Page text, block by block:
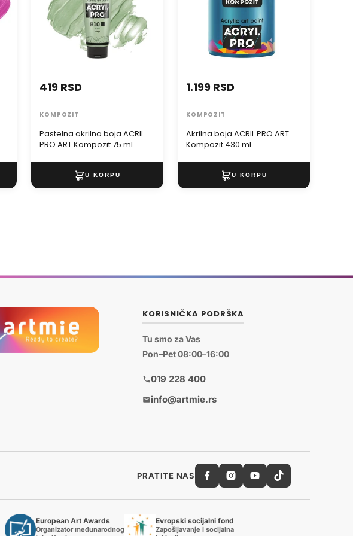
Pastelna akrilna boja ACRIL
PRO ART Kompozit 75 ml
419 RSD
KOMPOZIT
Akrilna boja ACRIL PRO ART
Kompozit 430 ml
1.199 RSD
KOMPOZIT
KORISNIČKA PODRŠKA
Tu smo za Vas
Pon–Pet 08:00–16:00
019 228 400
info@artmie.rs
PRATITE NAS
European Art Awards
Organizator međunarodnog
Evropski socijalni fond
Zapošljavanje i socijalna